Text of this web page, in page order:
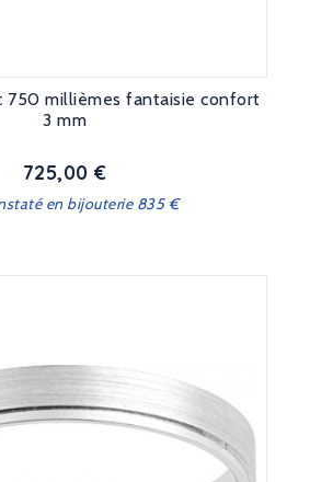
750 millièmes fantaisie confort
3 mm
Prix
725,00 €
en bijouterie 835 €